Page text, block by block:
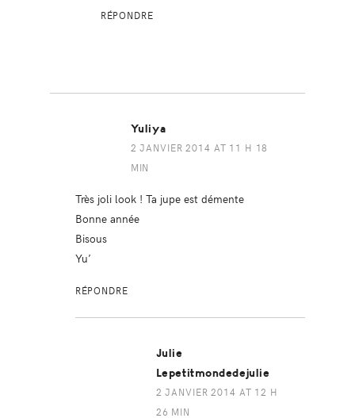
RÉPONDRE
Yuliya
2 JANVIER 2014 AT 11 H 18
MIN
Très joli look ! Ta jupe est démente
Bonne année
Bisous
Yu’
RÉPONDRE
Julie
Lepetitmondedejulie
2 JANVIER 2014 AT 12 H
26 MIN